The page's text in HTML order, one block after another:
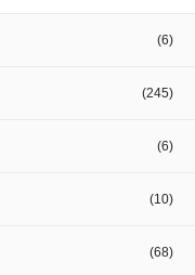
(6)
(245)
(6)
(10)
(68)